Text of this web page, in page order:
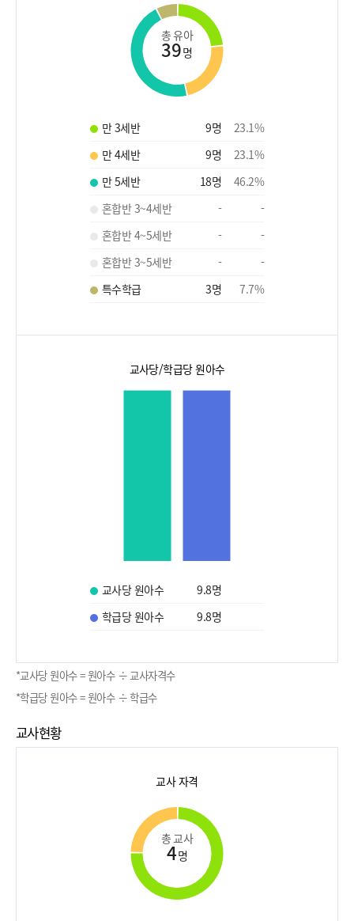
총 유아
39명
만 3세반 9명 23.1%
만 4세반
9명 23.1%
만 5세반
18명 46.2%
혼합반 3~4세반
-
-
혼합반 4~5세반
-
-
혼합반 3~5세반
-
-
특수학급
3명 7.7%
교사당/학급당 원아수
교사당 원아수 9.8명
학급당 원아수
9.8명
*교사당 원아수 = 원아수 ÷ 교사자격수
*학급당 원아수 = 원아수 ÷ 학급수
교사현황
교사 자격
총 교사
4명